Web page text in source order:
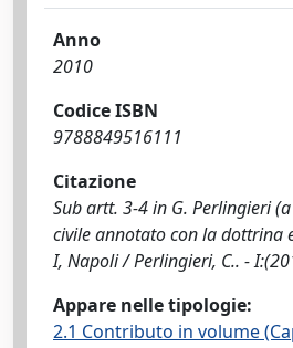
Anno
2010
Codice ISBN
9788849516111
Citazione
Sub artt. 3-4 in G. Perlingieri
civile annotato con la dottrina
I, Napoli / Perlingieri, C.. -
Appare nelle tipologie:
2.1 Contributo in volume